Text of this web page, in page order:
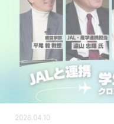
2026.04.10